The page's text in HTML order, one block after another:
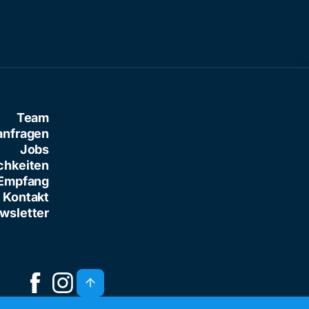
Team
Jobs
Kontakt